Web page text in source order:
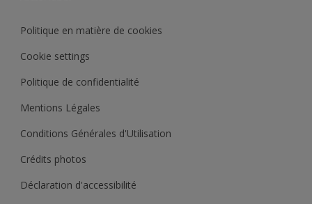
Politique en matière de cookies
Cookie settings
Politique de confidentialité
Mentions Légales
Conditions Générales d'Utilisation
Crédits photos
Déclaration d'accessibilité